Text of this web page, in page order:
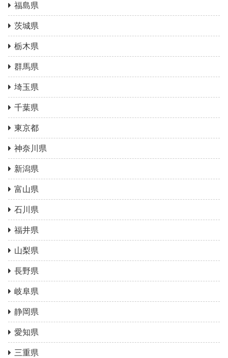
福島県
茨城県
栃木県
群馬県
埼玉県
千葉県
東京都
神奈川県
新潟県
富山県
石川県
福井県
山梨県
長野県
岐阜県
静岡県
愛知県
三重県